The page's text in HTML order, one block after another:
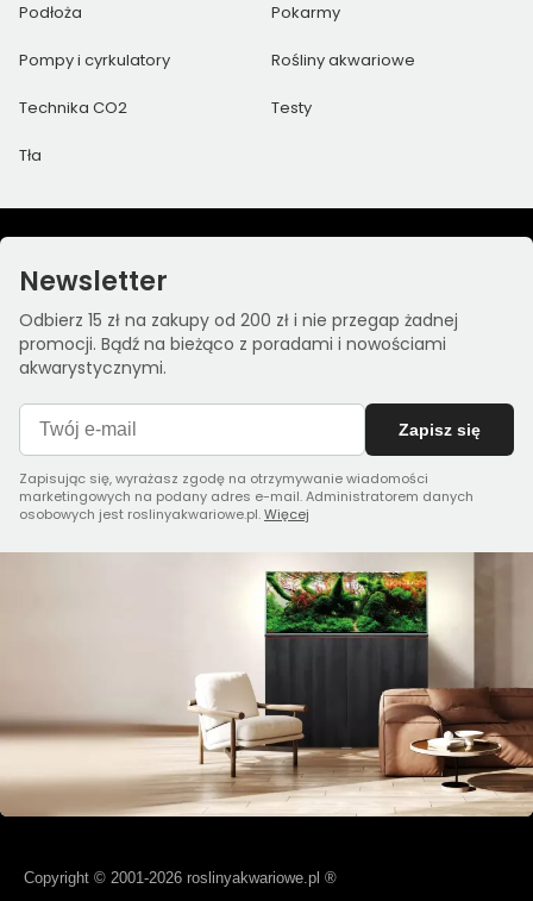
Podłoża Pokarmy
Pompy i cyrkulatory Rośliny akwariowe
Technika CO2 Testy
Tła
Newsletter
Odbierz 15 zł na zakupy od 200 zł i nie przegap żadnej
promocji. Bądź na bieżąco z poradami i nowościami
akwarystycznymi.
Zapisz się
Zapisując się, wyrażasz zgodę na otrzymywanie wiadomości
marketingowych na podany adres e-mail. Administratorem danych
osobowych jest roslinyakwariowe.pl.Więcej
Copyright © 2001-2026 roslinyakwariowe.pl ®